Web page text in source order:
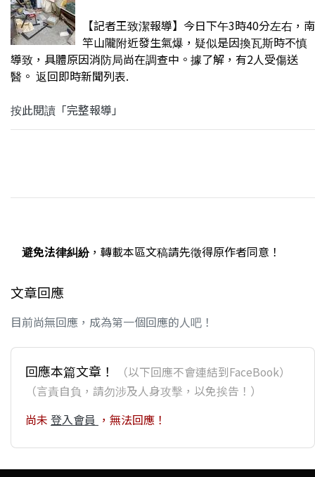
【記者王致潔報導】今日下午3時40分左右，南
竿山隴附近發生氣爆，疑似是因換瓦斯時不慎
導致，具體原因消防局尚在調查中。據了解，有2人受傷送
醫。 返回即時新聞列表.
按此閱讀「完整報導」
避免法律糾紛，轉載本區文稿請先徵得原作者同意！
文章回應
目前尚無回應，成為第一個回應的人吧！
回應本篇文章！
（以下回應不會連結到FaceBook）
（言責自負，請勿涉及人身攻擊，以免挨告！）
尚未 登入會員 ，無法回應！